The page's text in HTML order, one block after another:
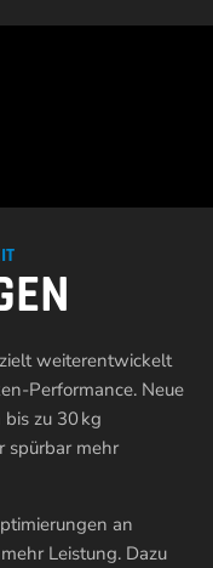
weiterentwickelt
Performance. Neue
zu 30 kg
spürbar mehr
an
Leistung. Dazu